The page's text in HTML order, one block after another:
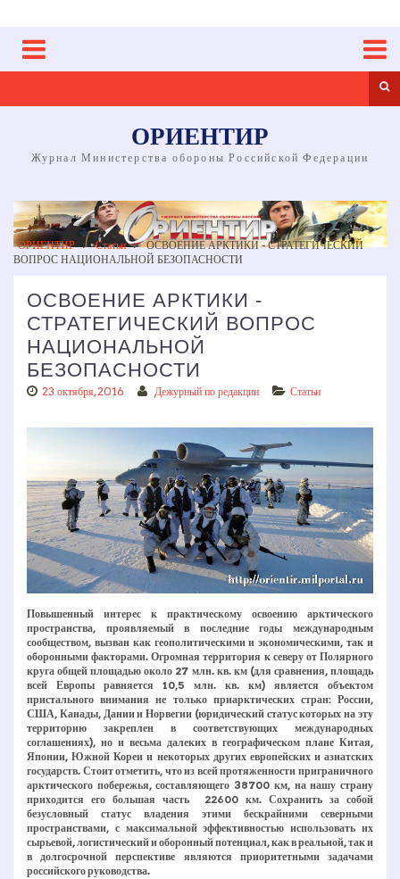
to
content
ОРИЕНТИР
Журнал Министерства обороны Российской Федерации
ОРИЕНТИР > Статьи > ОСВОЕНИЕ АРКТИКИ ­- СТРАТЕГИЧЕСКИЙ
ВОПРОС НАЦИОНАЛЬНОЙ БЕЗОПАСНОСТИ
ОСВОЕНИЕ АРКТИКИ ­-
СТРАТЕГИЧЕСКИЙ ВОПРОС
НАЦИОНАЛЬНОЙ
БЕЗОПАСНОСТИ
23 октября, 2016 Дежурный по редакции Статьи
Повышенный интерес к практическому освоению арктического
пространства, проявляемый в последние годы международным
сообществом, вызван как геополитическими и экономическими, так и
оборонными факторами. Огромная территория к северу от Полярного
круга общей площадью около 27 млн. кв. км (для сравнения, площадь
всей Европы равняется 10,5 млн. кв. км) является объектом
пристального внимания не только приарктических стран: России,
США, Канады, Дании и Норвегии (юридический статус которых на эту
территорию закреплен в соответствующих международных
соглашениях), но и весьма далеких в географическом плане Китая,
Японии, Южной Кореи и некоторых других европейских и азиатских
государств. Стоит отметить, что из всей протяженности приграничного
арктического побережья, составляющего 38700 км, на нашу страну
приходится его большая часть ­ 22600 км. Сохранить за собой
безусловный статус владения этими бескрайними северными
пространствами, с максимальной эффективностью использовать их
сырьевой, логистический и оборонный потенциал, как в реальной, так и
в долгосрочной перспективе являются приоритетными задачами
российского руководства.